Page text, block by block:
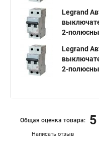
Legrand
2-
Legrand
2-
Написать отзыв
Общая оценка товара: 5